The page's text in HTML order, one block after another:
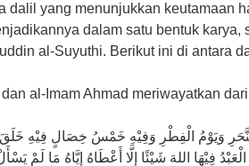
dalil yang menunjukkan keutamaan
dalam satu bentuk karya,
al-Suyuthi. Berikut ini di antara
al-Imam Ahmad meriwayatkan
فِيْهَا اللهَ شَيْئًا إِلَّا أَعْطَاهُ إِيَّاهُ مَا لَمْ